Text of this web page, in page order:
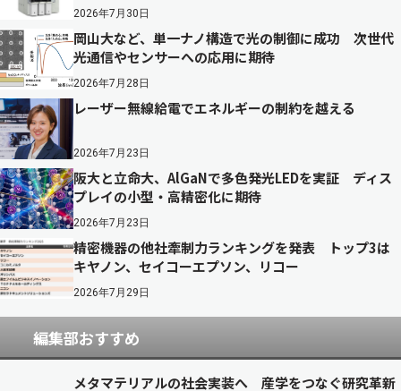
2026年7月30日
岡山大など、単一ナノ構造で光の制御に成功 次世代
光通信やセンサーへの応用に期待
2026年7月28日
レーザー無線給電でエネルギーの制約を越える
2026年7月23日
阪大と立命大、AlGaNで多色発光LEDを実証 ディス
プレイの小型・高精密化に期待
2026年7月23日
精密機器の他社牽制力ランキングを発表 トップ3は
キヤノン、セイコーエプソン、リコー
2026年7月29日
編集部おすすめ
メタマテリアルの社会実装へ 産学をつなぐ研究革新